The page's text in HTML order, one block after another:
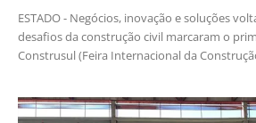
ESTADO - Negócios, inovação e soluções
desafios da construção civil marcaram o
Construsul (Feira Internacional da